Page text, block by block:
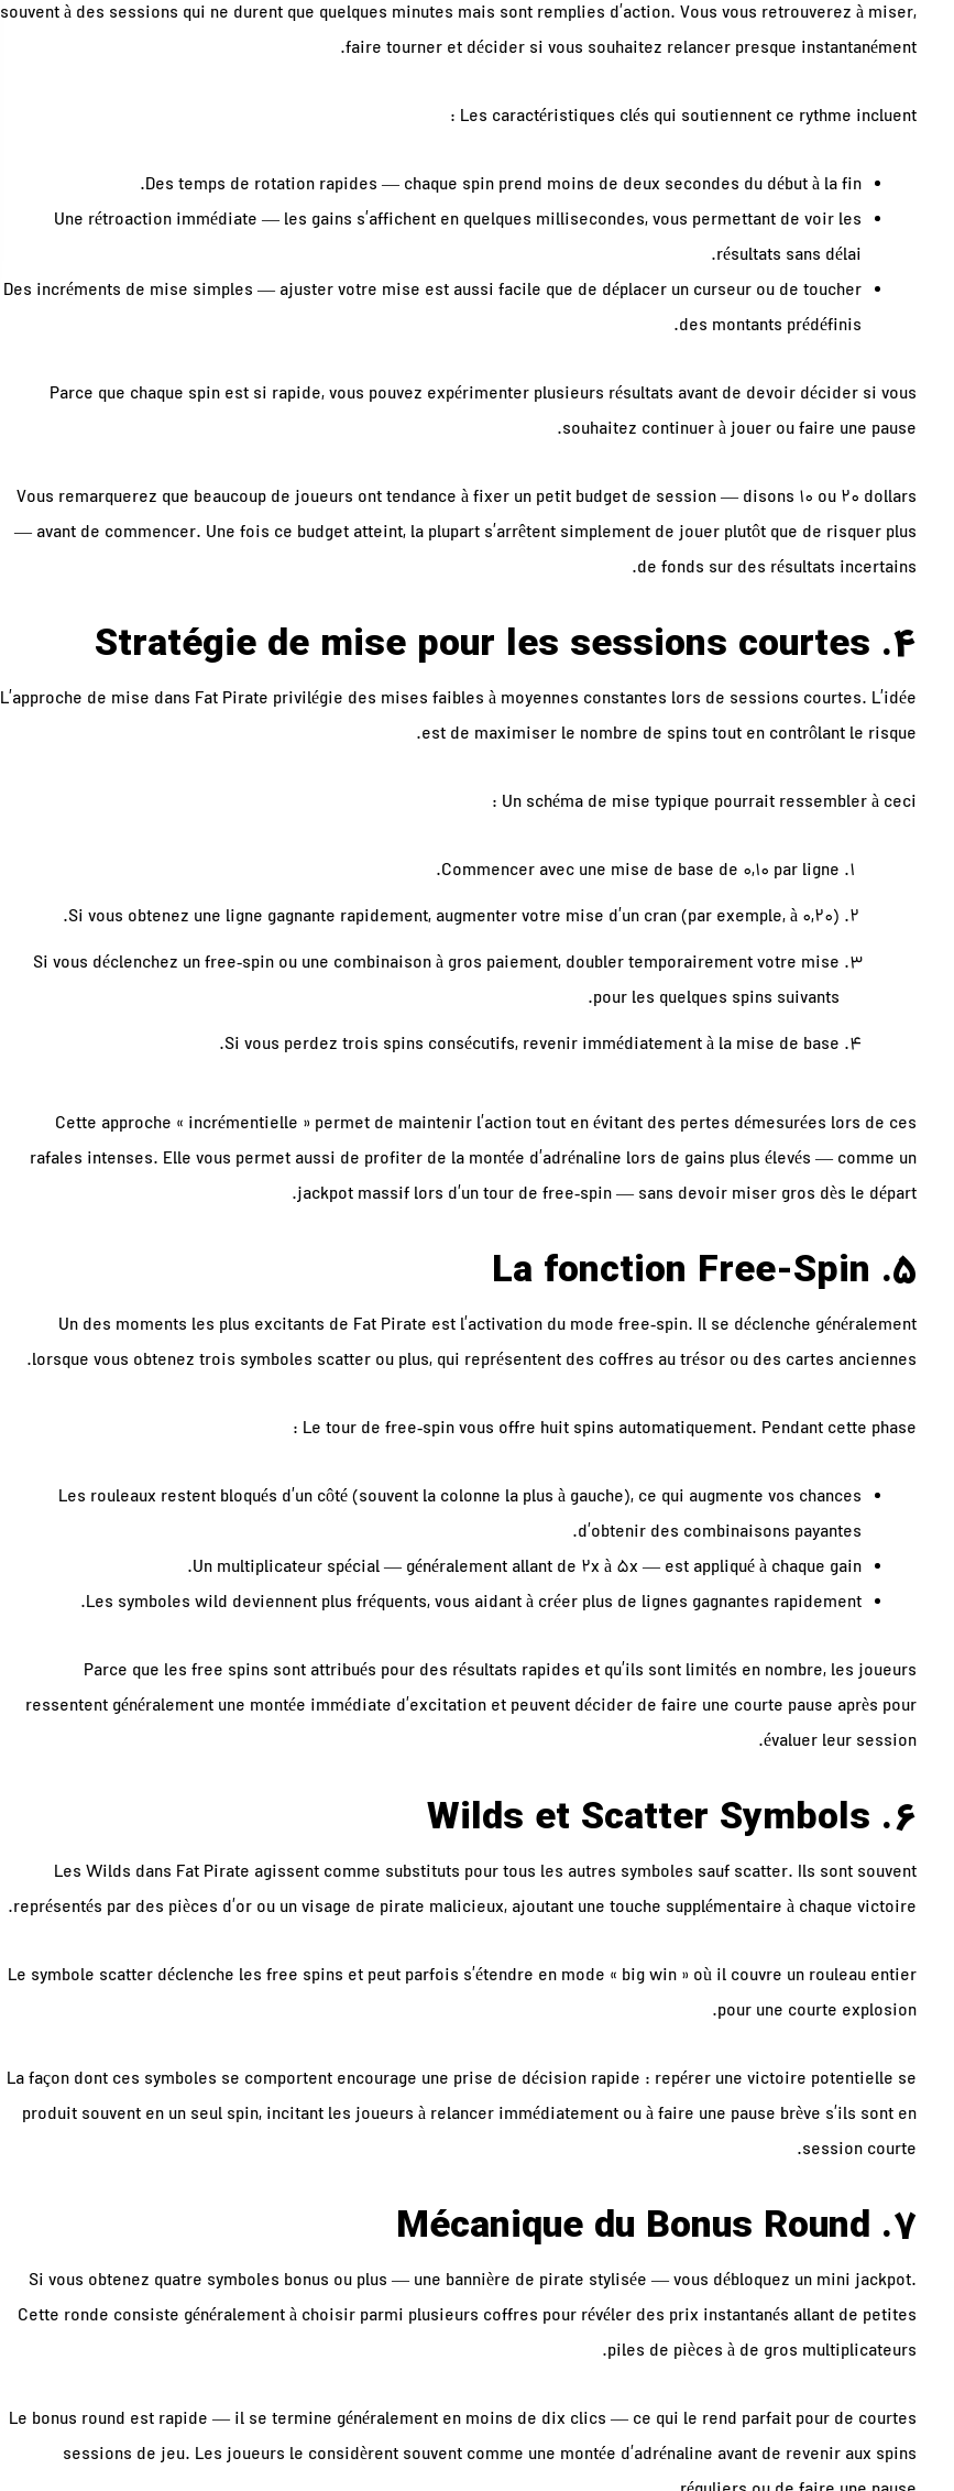
souvent à des sessions qui ne durent que quelques minutes mais sont remplies d’action. Vous vous retrouverez à miser,
faire tourner et décider si vous souhaitez relancer presque instantanément.
Les caractéristiques clés qui soutiennent ce rythme incluent :
Des temps de rotation rapides — chaque spin prend moins de deux secondes du début à la fin.
Une rétroaction immédiate — les gains s’affichent en quelques millisecondes, vous permettant de voir les
résultats sans délai.
Des incréments de mise simples — ajuster votre mise est aussi facile que de déplacer un curseur ou de toucher
des montants prédéfinis.
Parce que chaque spin est si rapide, vous pouvez expérimenter plusieurs résultats avant de devoir décider si vous
souhaitez continuer à jouer ou faire une pause.
Vous remarquerez que beaucoup de joueurs ont tendance à fixer un petit budget de session — disons 10 ou 20 dollars
— avant de commencer. Une fois ce budget atteint, la plupart s’arrêtent simplement de jouer plutôt que de risquer plus
de fonds sur des résultats incertains.
4. Stratégie de mise pour les sessions courtes
L’approche de mise dans Fat Pirate privilégie des mises faibles à moyennes constantes lors de sessions courtes. L’idée
est de maximiser le nombre de spins tout en contrôlant le risque.
Un schéma de mise typique pourrait ressembler à ceci :
Commencer avec une mise de base de 0,10 par ligne.
Si vous obtenez une ligne gagnante rapidement, augmenter votre mise d’un cran (par exemple, à 0,20).
Si vous déclenchez un free‑spin ou une combinaison à gros paiement, doubler temporairement votre mise
pour les quelques spins suivants.
Si vous perdez trois spins consécutifs, revenir immédiatement à la mise de base.
Cette approche « incrémentielle » permet de maintenir l’action tout en évitant des pertes démesurées lors de ces
rafales intenses. Elle vous permet aussi de profiter de la montée d’adrénaline lors de gains plus élevés — comme un
jackpot massif lors d’un tour de free‑spin — sans devoir miser gros dès le départ.
5. La fonction Free‑Spin
Un des moments les plus excitants de Fat Pirate est l’activation du mode free‑spin. Il se déclenche généralement
lorsque vous obtenez trois symboles scatter ou plus, qui représentent des coffres au trésor ou des cartes anciennes.
Le tour de free‑spin vous offre huit spins automatiquement. Pendant cette phase :
Les rouleaux restent bloqués d’un côté (souvent la colonne la plus à gauche), ce qui augmente vos chances
d’obtenir des combinaisons payantes.
Un multiplicateur spécial — généralement allant de 2x à 5x — est appliqué à chaque gain.
Les symboles wild deviennent plus fréquents, vous aidant à créer plus de lignes gagnantes rapidement.
Parce que les free spins sont attribués pour des résultats rapides et qu’ils sont limités en nombre, les joueurs
ressentent généralement une montée immédiate d’excitation et peuvent décider de faire une courte pause après pour
évaluer leur session.
6. Wilds et Scatter Symbols
Les Wilds dans Fat Pirate agissent comme substituts pour tous les autres symboles sauf scatter. Ils sont souvent
représentés par des pièces d’or ou un visage de pirate malicieux, ajoutant une touche supplémentaire à chaque victoire.
Le symbole scatter déclenche les free spins et peut parfois s’étendre en mode « big win » où il couvre un rouleau entier
pour une courte explosion.
La façon dont ces symboles se comportent encourage une prise de décision rapide : repérer une victoire potentielle se
produit souvent en un seul spin, incitant les joueurs à relancer immédiatement ou à faire une pause brève s’ils sont en
session courte.
7. Mécanique du Bonus Round
Si vous obtenez quatre symboles bonus ou plus — une bannière de pirate stylisée — vous débloquez un mini jackpot.
Cette ronde consiste généralement à choisir parmi plusieurs coffres pour révéler des prix instantanés allant de petites
piles de pièces à de gros multiplicateurs.
Le bonus round est rapide — il se termine généralement en moins de dix clics — ce qui le rend parfait pour de courtes
sessions de jeu. Les joueurs le considèrent souvent comme une montée d’adrénaline avant de revenir aux spins